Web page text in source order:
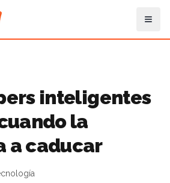
inteligentes
la
a caducar